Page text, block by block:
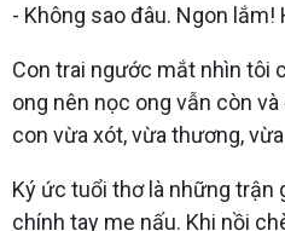
- Không sao đâu. Ngon lắm!
Con trai ngước mắt nhìn tôi
ong nên nọc ong vẫn còn
con vừa xót, vừa thương,
Ký ức tuổi thơ là những trận
chính tay mẹ nấu. Khi nồi